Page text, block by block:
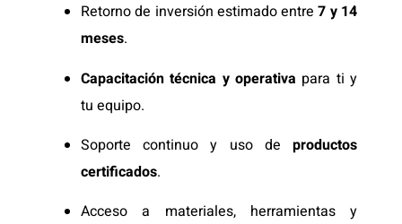
Retorno de inversión estimado entre7 y 14
meses.
Capacitación técnica y operativa para ti y
tu equipo.
Soporte continuo y uso de productos
certificados.
Acceso a materiales, herramientas y